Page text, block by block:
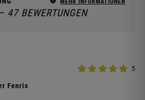
MEHR INFORMATIONEN
47 BEWERTUNGEN
5
Fenris